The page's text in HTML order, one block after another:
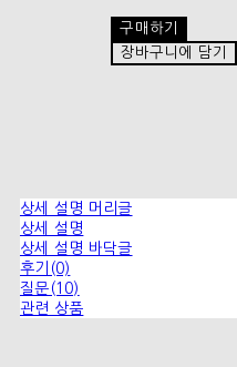
구매하기
장바구니에 담기
상세 설명 머리글
상세 설명
상세 설명 바닥글
후기(0)
질문(10)
관련 상품